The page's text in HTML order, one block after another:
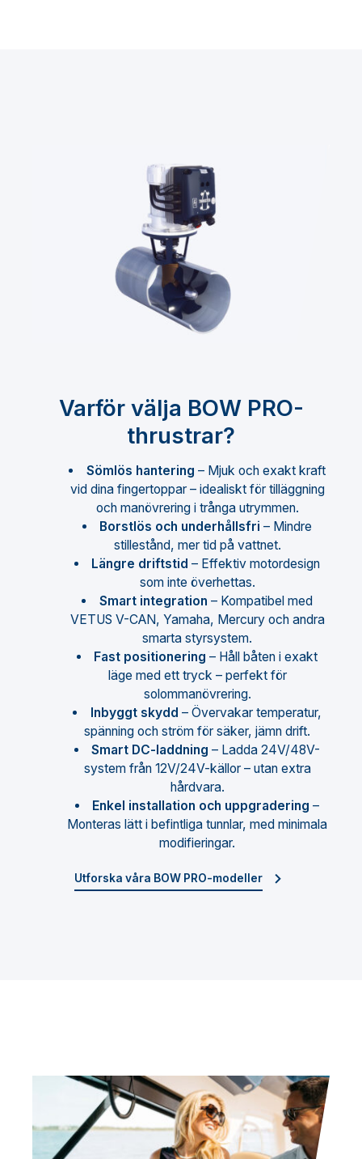
Varför välja BOW PRO-
thrustrar?
Sömlös hantering – Mjuk och exakt kraft
vid dina fingertoppar – idealiskt för tilläggning
och manövrering i trånga utrymmen.
Borstlös och underhållsfri – Mindre
stillestånd, mer tid på vattnet.
Längre driftstid – Effektiv motordesign
som inte överhettas.
Smart integration – Kompatibel med
VETUS V-CAN, Yamaha, Mercury och andra
smarta styrsystem.
Fast positionering – Håll båten i exakt
läge med ett tryck – perfekt för
solommanövrering.
Inbyggt skydd – Övervakar temperatur,
spänning och ström för säker, jämn drift.
Smart DC-laddning – Ladda 24V/48V-
system från 12V/24V-källor – utan extra
hårdvara.
Enkel installation och uppgradering –
Monteras lätt i befintliga tunnlar, med minimala
modifieringar.
Utforska våra BOW PRO-modeller